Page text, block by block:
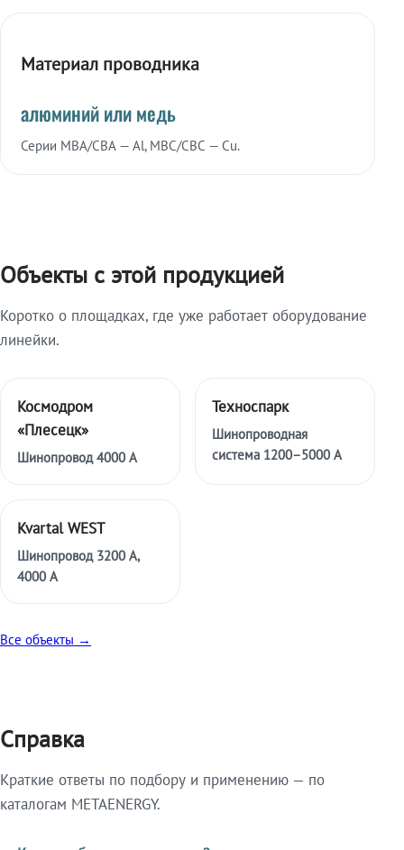
Материал проводника
алюминий или медь
Серии МВА/СВА — Al, МВС/СВС — Cu.
Объекты с этой продукцией
Коротко о площадках, где уже работает оборудование
линейки.
Космодром
«Плесецк»
Шинопровод 4000 А
Техноспарк
Шинопроводная
система 1200–5000 А
Kvartal WEST
Шинопровод 3200 А,
4000 А
Все объекты →
Справка
Краткие ответы по подбору и применению — по
каталогам METAENERGY.